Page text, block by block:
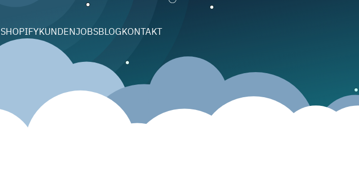
SHOPIFYKUNDENJOBSBLOGKONTAKT